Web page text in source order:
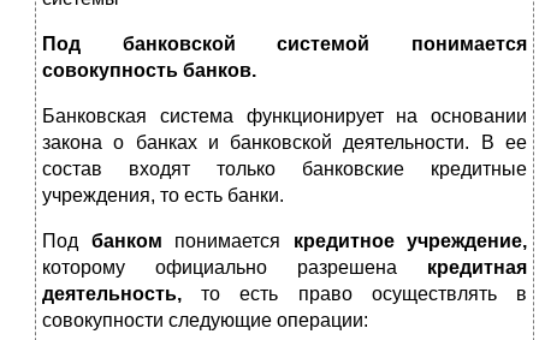
Под банковской системой понимается
совокупность банков.
Банковская система функционирует на основании
закона о банках и банковской деятельности. В ее
состав входят только банковские кредитные
учреждения, то есть банки.
Под банком понимается кредитное учреждение,
которому официально разрешена кредитная
деятельность,то есть право осуществлять в
совокупности следующие операции: